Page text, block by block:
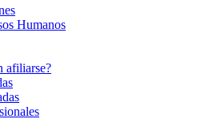
Humanos
afiliarse?